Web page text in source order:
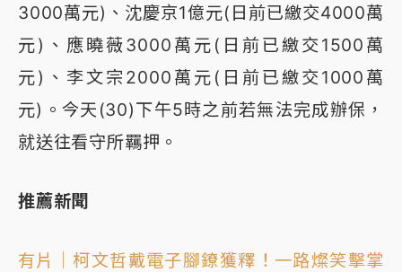
3000萬元)、沈慶京1億元(日前已繳交4000萬
元)、應曉薇3000萬元(日前已繳交1500萬
元)、李文宗2000萬元(日前已繳交1000萬
元)。今天(30)下午5時之前若無法完成辦保，
就送往看守所羈押。
推薦新聞
有片｜柯文哲戴電子腳鐐獲釋！一路燦笑擊掌